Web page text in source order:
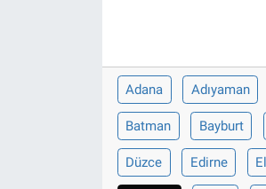
Adana Adıyaman
Batman Bayburt
Düzce Edirne